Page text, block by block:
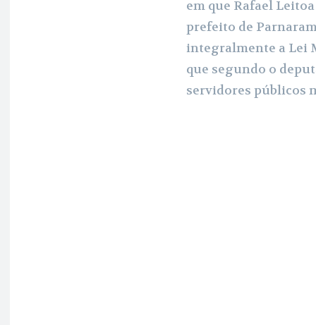
em que Rafael
prefeito de
integralmente a Lei
que segundo o
servidores públicos